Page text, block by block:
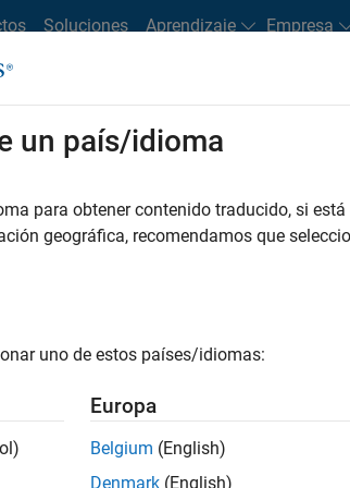
Soluciones Aprendizaje Empresa
Oficinas locales Estudiantes y nuevas carreras
FILTRADO POR Business Applications and Tools
No se han traducido todos los
un país/idioma
para obtener contenido traducido, si
geográfica, recomendamos que
uno de estos países/idiomas:
Europa
Belgium (English)
Denmark (English)